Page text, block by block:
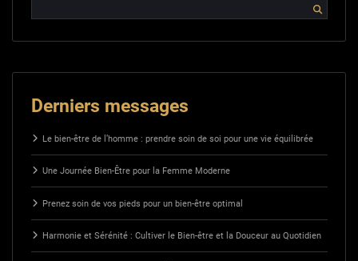
Derniers messages
Le bien-être de l’homme : prendre soin de soi pour une vie équilibrée
Une Journée Bien-Être pour la Femme Moderne
Prenez soin de vos pieds pour un bien-être optimal
Harmonie et Sérénité : Cultiver le Bien-être et la Douceur au Quotidien